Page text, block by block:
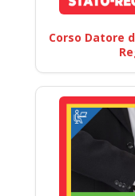
Corso Datore